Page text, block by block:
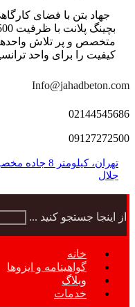
جهاد بتن با فضای
متخصص و پر تلاش
کیفیت را برای واحد
Info@jahadbeton.com
02144545686
09127272500
تهران،
جلال
از اینجا جستجو کنید ...
خانه
گواهینامه و ایزوها
وبلاگ
خدمات